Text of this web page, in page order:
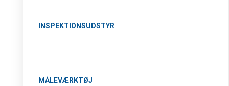
INSPEKTIONSUDSTYR
MÅLEVÆRKTØJ